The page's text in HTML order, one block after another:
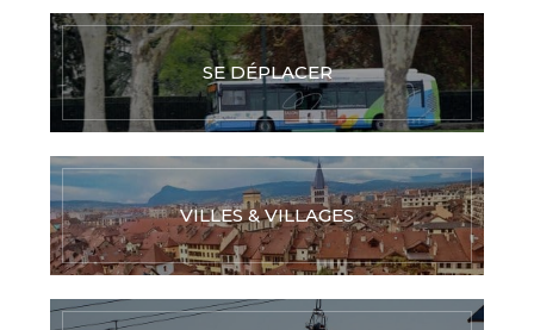
SE DÉPLACER
VILLES & VILLAGES